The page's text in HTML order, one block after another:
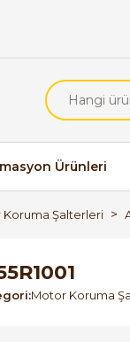
Ürünleri
Koruma Şalterleri
Motor Koruma